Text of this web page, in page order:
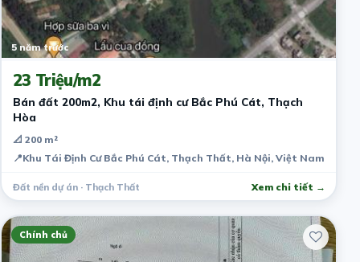
5 năm trước
23 Triệu/m2
Bán đất 200m2, Khu tái định cư Bắc Phú Cát, Thạch
Hòa
📐 200 m²
📍Khu Tái Định Cư Bắc Phú Cát, Thạch Thất, Hà Nội, Việt Nam
Đất nền dự án · Thạch Thất Xem chi tiết →
Chính chủ